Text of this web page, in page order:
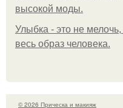
высокой моды.
Улыбка - это не
весь образ человека.
© 2026 Прическа и макияж